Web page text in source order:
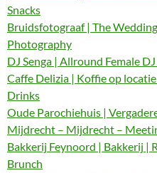
Snacks
Bruidsfotograaf | The
Photography
DJ Senga | Allround Female
Caffe Delizia | Koffie op
Drinks
Oude Parochiehuis |
Mijdrecht – Mijdrecht –
Bakkerij Feynoord | Bakkerij |
Brunch